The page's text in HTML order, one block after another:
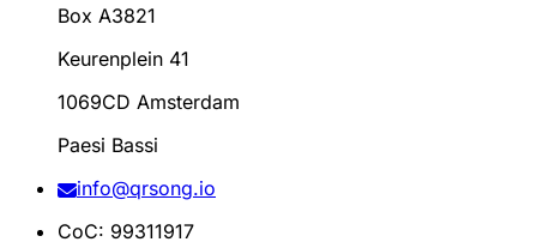
Box A3821
Keurenplein 41
1069CD Amsterdam
Paesi Bassi
info@qrsong.io
CoC: 99311917